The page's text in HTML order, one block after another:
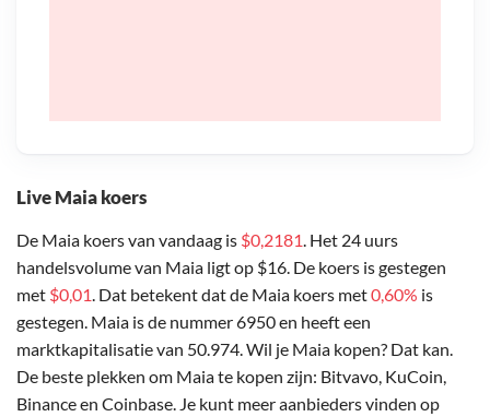
Live Maia koers
De Maia koers van vandaag is $0,2181. Het 24 uurs
handelsvolume van Maia ligt op $16. De koers is gestegen
met $0,01. Dat betekent dat de Maia koers met0,60% is
gestegen. Maia is de nummer 6950 en heeft een
marktkapitalisatie van 50.974. Wil je Maia kopen? Dat kan.
De beste plekken om Maia te kopen zijn: Bitvavo, KuCoin,
Binance en Coinbase. Je kunt meer aanbieders vinden op